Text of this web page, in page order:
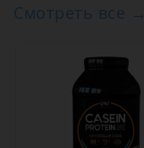
Смотреть все →